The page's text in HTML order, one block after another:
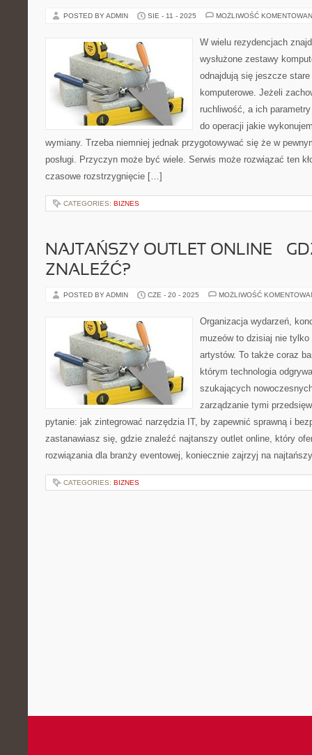
POSTED BY ADMIN SIE - 11 - 2025 MOŻLIWOŚĆ
W wielu rezydencjach
wysłużone zestawy
odnajdują się jeszcze
komputerowe. Jeżeli
ruchliwość, a ich
do operacji jakie
wymiany. Trzeba niemniej jednak przygotowywać się że w
posługi. Przyczyn może być wiele. Serwis może rozwiązać ten
czasowe rozstrzygnięcie […]
CATEGORIES: BIZNES
NAJTAŃSZY OUTLET ONLINE –
ZNALEŹĆ?
POSTED BY ADMIN CZE - 20 - 2025 MOŻLIWOŚĆ
Organizacja wydarzeń,
muzeów to dzisiaj nie
artystów. To także coraz
którym technologia
szukających
zarządzanie tymi
pytanie: jak zintegrować narzędzia IT, by zapewnić sprawną i
zastanawiasz się, gdzie znaleźć najtanszy outlet online, który
rozwiązania dla branży eventowej, koniecznie zajrzyj na
CATEGORIES: BIZNES